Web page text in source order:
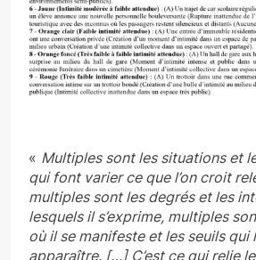
« Multiples sont les situations et
qui font varier ce que l’on croit
multiples sont les degrés et les
lesquels il s’exprime, multiples
où il se manifeste et les seuils qui
apparaître. […] C’est ce qui relie